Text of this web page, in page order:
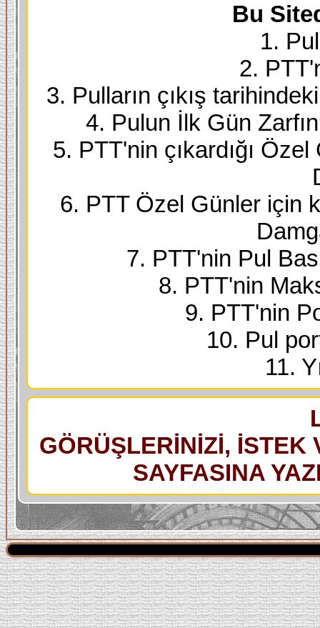
Bu
1.
2.
3. Pulların çıkış
4. Pulun İlk Gün
5. PTT'nin çıkardığı
6. PTT Özel Günler için
7. PTT'nin Pul
8. PTT'nin
9. PTT'nin
10. Pul
11.
GÖRÜŞLERİNİZİ, İSTEK
SAYFASINA